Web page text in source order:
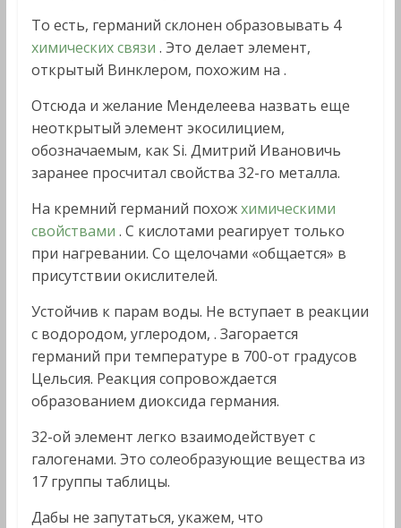
То есть, германий склонен образовывать 4
химических связи . Это делает элемент,
открытый Винклером, похожим на .
Отсюда и желание Менделеева назвать еще
неоткрытый элемент экосилицием,
обозначаемым, как Si. Дмитрий Ивановичь
заранее просчитал свойства 32-го металла.
На кремний германий похожхимическими
свойствами . С кислотами реагирует только
при нагревании. Со щелочами «общается» в
присутствии окислителей.
Устойчив к парам воды. Не вступает в реакции
с водородом, углеродом, . Загорается
германий при температуре в 700-от градусов
Цельсия. Реакция сопровождается
образованием диоксида германия.
32-ой элемент легко взаимодействует с
галогенами. Это солеобразующие вещества из
17 группы таблицы.
Дабы не запутаться, укажем, что